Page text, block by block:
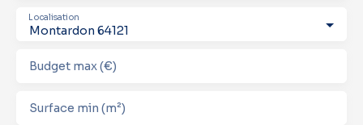
Montardon 64121
Localisation
Budget max (€)
Surface min (m²)